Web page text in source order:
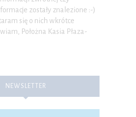
zostały znalezione :-)
się o nich wkrótce
Położna Kasia Płaza-
NEWSLETTER